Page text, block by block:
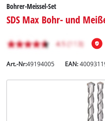
Bohrer-Meissel-Set
SDS Max Bohr- und
Art.-Nr:49194005 EAN: